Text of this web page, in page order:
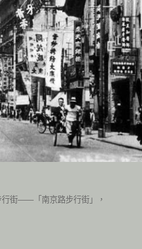
行街——「南京路步行街」，